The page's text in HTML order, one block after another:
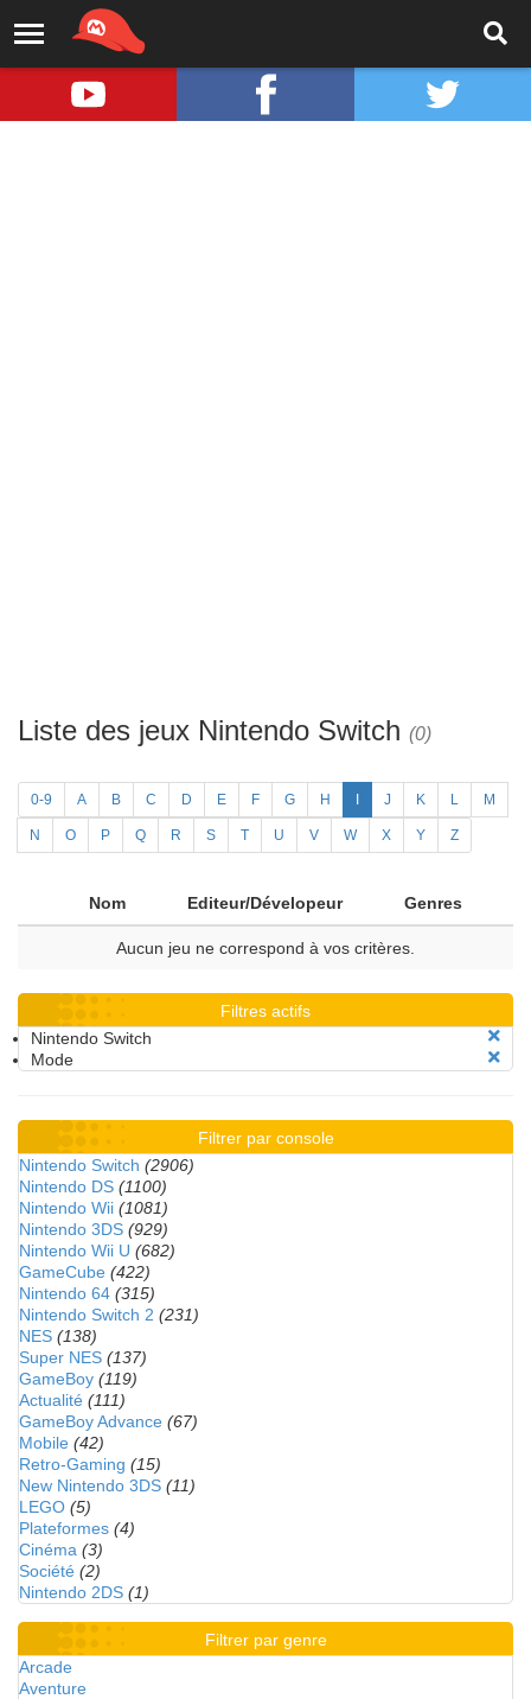
Liste des jeux Nintendo Switch (0)
0-9 A B C D E F G H J K L M
N O P Q R S T U V W X Y Z
Nom Editeur/Dévelopeur Genres
Aucun jeu ne correspond à vos critères.
Filtres actifs
Nintendo Switch
Mode
Filtrer par console
Nintendo Switch (2906)
Nintendo DS (1100)
Nintendo Wii (1081)
Nintendo 3DS (929)
Nintendo Wii U (682)
GameCube (422)
Nintendo 64 (315)
Nintendo Switch 2 (231)
NES (138)
Super NES (137)
GameBoy (119)
Actualité (111)
GameBoy Advance (67)
Mobile (42)
Retro-Gaming (15)
New Nintendo 3DS (11)
LEGO (5)
Plateformes (4)
Cinéma (3)
Société (2)
Nintendo 2DS (1)
Filtrer par genre
Arcade
Aventure